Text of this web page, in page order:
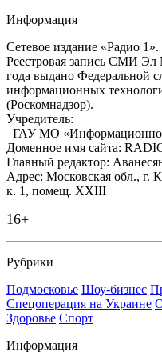
Информация
Сетевое издание «Радио 1».
Реестровая запись СМИ
года выдано Федеральной
информационных
(Роскомнадзор).
Учредитель:
ГАУ МО «Информационное
Доменное имя сайта:
Главный редактор:
Адрес: Московская обл., г.
к. 1, помещ. XXIII
16+
Рубрики
Подмосковье Шоу-бизнес
Спецоперация на Украине
Здоровье Спорт
Информация